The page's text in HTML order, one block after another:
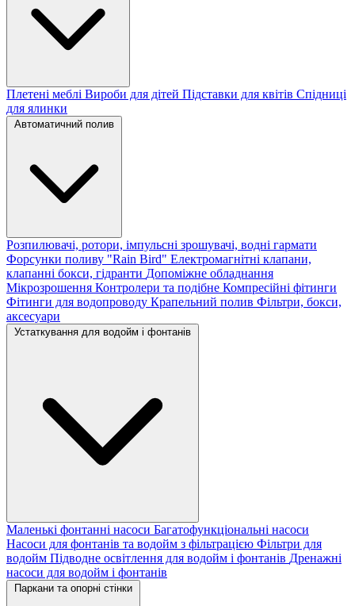
Плетені меблі Вироби для дітей Підставки для квітів Спідниці
для ялинки
Автоматичний полив
Розпилювачі, ротори, імпульсні зрошувачі, водні гармати
Форсунки поливу "Rain Bird" Електромагнітні клапани,
клапанні бокси, гідранти Допоміжне обладнання
Мікрозрошення Контролери та подібне Компресійні фітинги
Фітинги для водопроводу Крапельний полив Фільтри, бокси,
аксесуари
Устаткування для водойм і фонтанів
Маленькі фонтанні насоси Багатофункціональні насоси
Насоси для фонтанів та водойм з фільтрацією Фільтри для
водойм Підводне освітлення для водойм і фонтанів Дренажні
насоси для водойм і фонтанів
Паркани та опорні стінки